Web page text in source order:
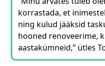
korrastada, et
ning kulud jääksid
hooned renoveerime,
aastakümneid,” ütles